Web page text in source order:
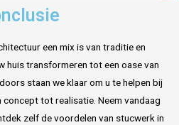
een mix is van traditie en
huis transformeren tot een oase van
staan we klaar om u te helpen bij
tot realisatie. Neem vandaag
zelf de voordelen van stucwerk in